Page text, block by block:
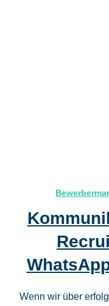
Wenn wir über